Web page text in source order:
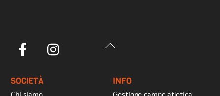
Back
Facebook
SOCIETÀ INFO